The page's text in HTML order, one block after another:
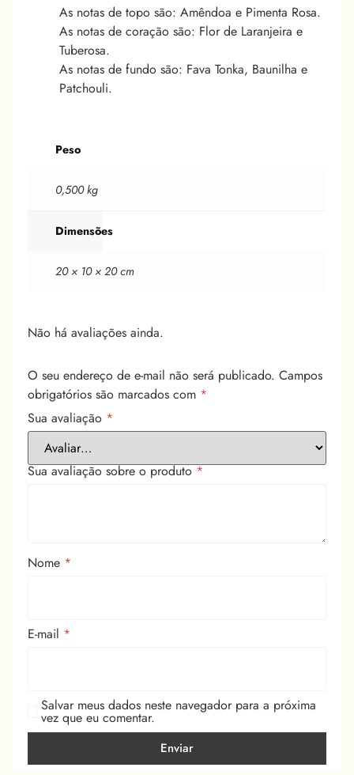
As notas de topo são: Amêndoa e Pimenta Rosa.
As notas de coração são: Flor de Laranjeira e
Tuberosa.
As notas de fundo são: Fava Tonka, Baunilha e
Patchouli.
Peso
0,500 kg
Dimensões
20 × 10 × 20 cm
Não há avaliações ainda.
O seu endereço de e-mail não será publicado. Campos
obrigatórios são marcados com *
Sua avaliação *
Sua avaliação sobre o produto*
Nome *
E-mail *
Salvar meus dados neste navegador para a próxima
vez que eu comentar.